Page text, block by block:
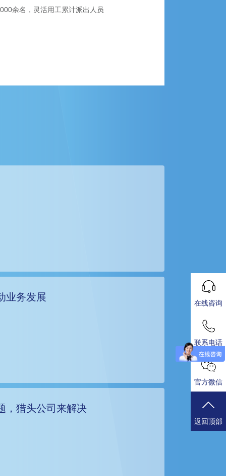
余名，灵活用工累计派出人员
业务发展
，猎头公司来解决
在线咨询
联系电话
官方微信
返回顶部